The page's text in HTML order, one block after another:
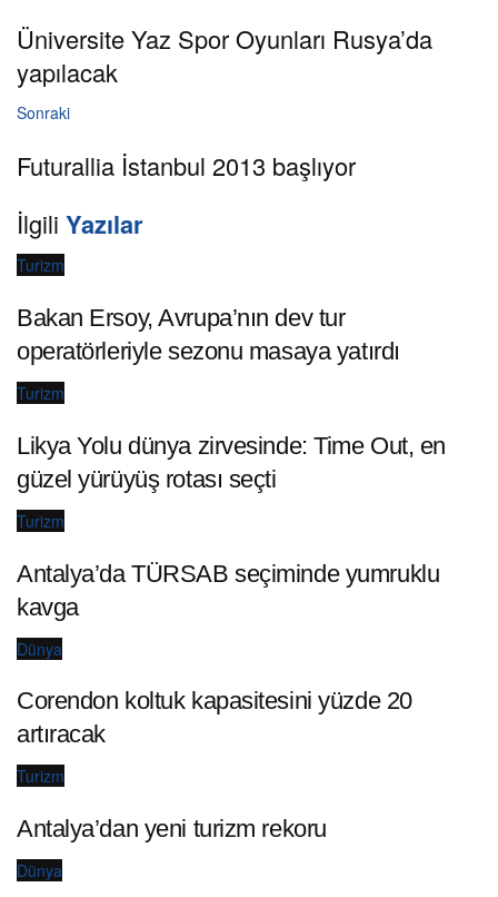
Üniversite Yaz Spor Oyunları Rusya’da
yapılacak
Sonraki
Futurallia İstanbul 2013 başlıyor
İlgili Yazılar
Turizm
Bakan Ersoy, Avrupa’nın dev tur
operatörleriyle sezonu masaya yatırdı
Turizm
Likya Yolu dünya zirvesinde: Time Out, en
güzel yürüyüş rotası seçti
Turizm
Antalya’da TÜRSAB seçiminde yumruklu
kavga
Dünya
Corendon koltuk kapasitesini yüzde 20
artıracak
Turizm
Antalya’dan yeni turizm rekoru
Dünya